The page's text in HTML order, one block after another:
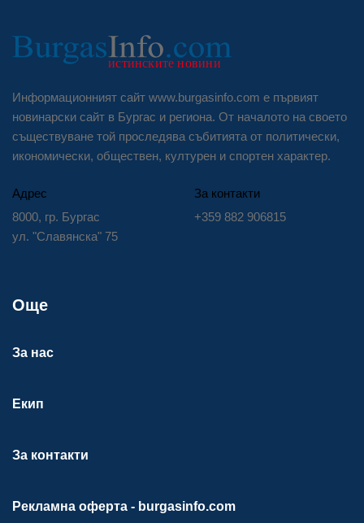
Информационният сайт www.burgasinfo.com е първият
новинарски сайт в Бургас и региона. От началото на своето
съществуване той проследява събитията от политически,
икономически, обществен, културен и спортен характер.
Адрес
8000, гр. Бургас
ул. "Славянска" 75
За контакти
+359 882 906815
Още
За нас
Екип
За контакти
Рекламна оферта - burgasinfo.com